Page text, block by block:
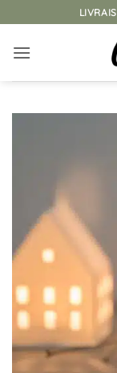
au
contenu